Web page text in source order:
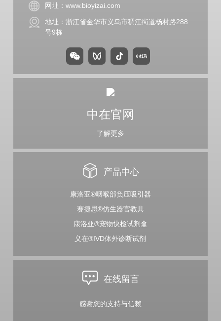
网址：www.bioyizai.com
地址：浙江省金华市义乌市稠江街道杨村路288
号9栋
中在官网
了解更多
产品中心
康洛亚®咽喉部负压吸引器
赛捷思®仿生器官教具
康洛亚®宠物快检试剂盒
义在®IVD体外诊断试剂
在线留言
感谢您的支持与信赖